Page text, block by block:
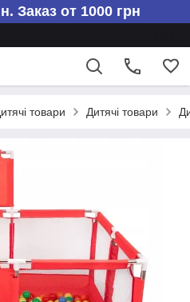
Заказ от 1000 грн
товари Дитячі товари